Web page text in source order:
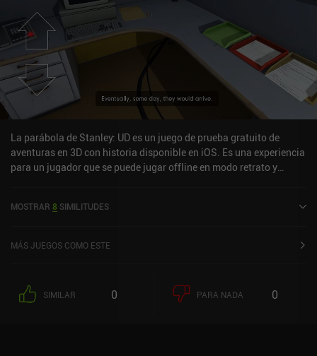
La parábola de Stanley: UD es un juego de prueba gratuito de
aventuras en 3D con historia disponible en iOS. Es una experiencia
para un jugador que se puede jugar offline en modo retrato y
MOSTRAR 8 SIMILITUDES
MÁS JUEGOS COMO ESTE
SIMILAR 0 PARA NADA 0